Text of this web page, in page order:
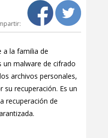
a la familia de
un malware de cifrado
archivos personales,
su recuperación. Es un
recuperación de